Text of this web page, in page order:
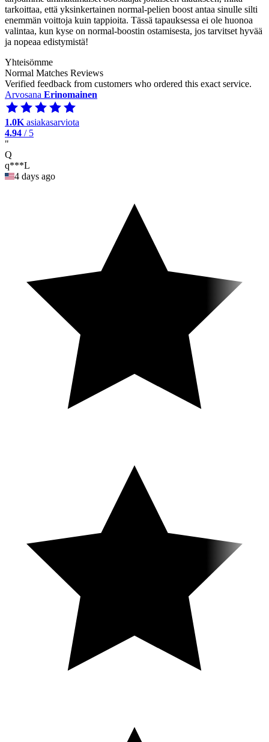
tarkoittaa, että yksinkertainen normal-pelien boost antaa sinulle silti
enemmän voittoja kuin tappioita. Tässä tapauksessa ei ole huonoa
valintaa, kun kyse on normal-boostin ostamisesta, jos tarvitset hyvää
ja nopeaa edistymistä!
Yhteisömme
Normal Matches Reviews
Verified feedback from customers who ordered this exact service.
Arvosana Erinomainen
1.0K asiakasarviota
4.94 / 5
"
Q
q***L
4 days ago